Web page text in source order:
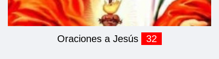
Oraciones a Jesús 32